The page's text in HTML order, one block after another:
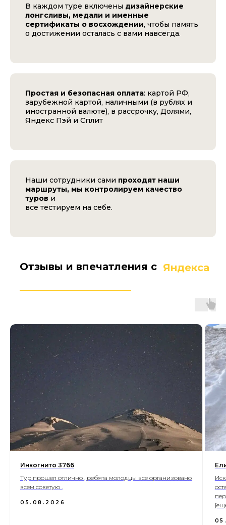
В каждом туре включены дизайнерские
лонгсливы, медали и именные
сертификаты о восхождении, чтобы память
о достижении осталась с вами навсегда.
Простая и безопасная оплата: картой РФ,
зарубежной картой, наличными (в рублях и
иностранной валюте), в рассрочку, Долями,
Яндекс Пэй и Сплит
Наши сотрудники сами проходят наши
маршруты, мы контролируем качество
туров и
все тестируем на себе.
Отзывы и впечатления с Яндекса
Инкогнито 3766
Тур прошел отлично , ребята молодцы все организовано
всем советую .
05.08.2026